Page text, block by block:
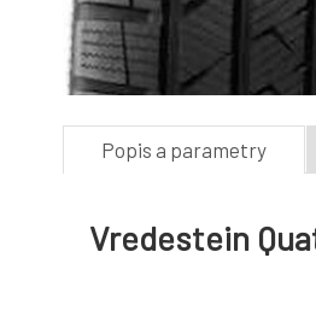
Popis a parametry
Vredestein